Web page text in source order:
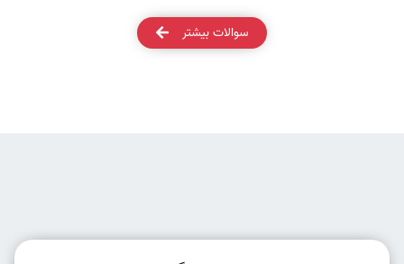
سوالات بیشتر